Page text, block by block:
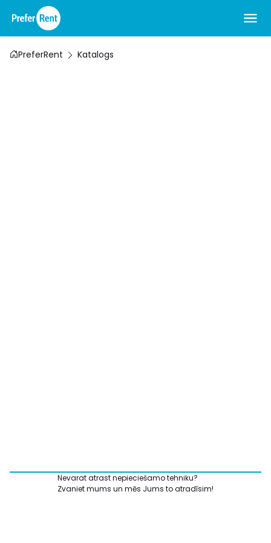
PreferRent Katalogs
Nevarat atrast nepieciešamo tehniku?
Zvaniet mums un mēs Jums to atradīsim!